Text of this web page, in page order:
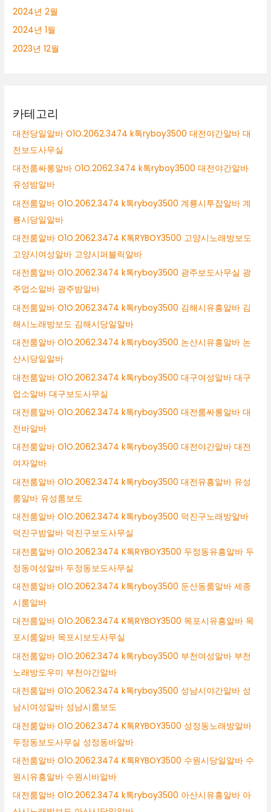
2024년 2월
2024년 1월
2023년 12월
카테고리
대전당일알바 O1O.2062.3474 k톡ryboy3500 대전야간알바 대
전보도사무실
대전룸싸롱알바 O1O.2062.3474 k톡ryboy3500 대전야간알바
유성밤알바
대전룸알바 O1O.2062.3474 k톡ryboy3500 계룡시투잡알바 계
룡시당일알바
대전룸알바 O1O.2062.3474 K톡RYBOY3500 고양시노래방보도
고양시여성알바 고양시퍼블릭알바
대전룸알바 O1O.2062.3474 k톡ryboy3500 광주보도사무실 광
주업소알바 광주밤알바
대전룸알바 O1O.2062.3474 k톡ryboy3500 김해시유흥알바 김
해시노래방보도 김해시당일알바
대전룸알바 O1O.2062.3474 k톡ryboy3500 논산시유흥알바 논
산시당일알바
대전룸알바 O1O.2062.3474 k톡ryboy3500 대구여성알바 대구
업소알바 대구보도사무실
대전룸알바 O1O.2062.3474 k톡ryboy3500 대전룸싸롱알바 대
전바알바
대전룸알바 O1O.2062.3474 k톡ryboy3500 대전야간알바 대전
여자알바
대전룸알바 O1O.2062.3474 k톡ryboy3500 대전유흥알바 유성
룸알바 유성룸보도
대전룸알바 O1O.2062.3474 k톡ryboy3500 덕진구노래방알바
덕진구밤알바 덕진구보도사무실
대전룸알바 O1O.2062.3474 K톡RYBOY3500 두정동유흥알바 두
정동여성알바 두정동보도사무실
대전룸알바 O1O.2062.3474 k톡ryboy3500 둔산동룸알바 세종
시룸알바
대전룸알바 O1O.2062.3474 K톡RYBOY3500 목포시유흥알바 목
포시룸알바 목포시보도사무실
대전룸알바 O1O.2062.3474 k톡ryboy3500 부천여성알바 부천
노래방도우미 부천야간알바
대전룸알바 O1O.2062.3474 k톡ryboy3500 성남시야간알바 성
남시여성알바 성남시룸보도
대전룸알바 O1O.2062.3474 K톡RYBOY3500 성정동노래방알바
두정동보도사무실 성정동바알바
대전룸알바 O1O.2062.3474 K톡RYBOY3500 수원시당일알바 수
원시유흥알바 수원시바알바
대전룸알바 O1O.2062.3474 k톡ryboy3500 아산시유흥알바 아